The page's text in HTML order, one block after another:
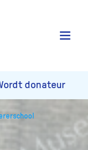
donateur